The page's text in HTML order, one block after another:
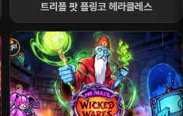
트리플 팟 플링코 헤라클레스